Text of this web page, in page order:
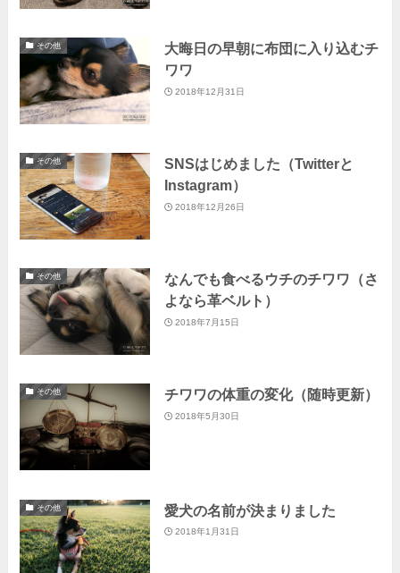
その他
大晦日の早朝に布団に入り込むチ
ワワ
2018年12月31日
その他
SNSはじめました（Twitterと
Instagram）
2018年12月26日
その他
なんでも食べるウチのチワワ（さ
よなら革ベルト）
2018年7月15日
その他 チワワの体重の変化（随時更新）
2018年5月30日
その他 愛犬の名前が決まりました
2018年1月31日